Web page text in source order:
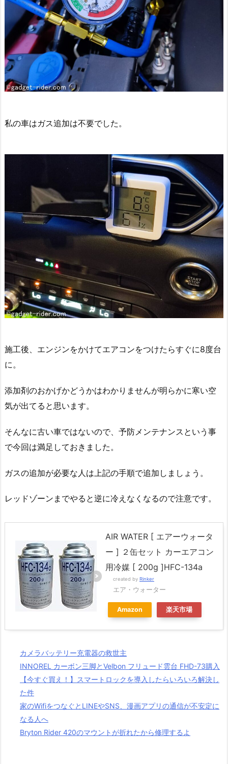
私の車はガス追加は不要でした。
施工後、エンジンをかけてエアコンをつけたらすぐに8度台
に。
添加剤のおかげかどうかはわかりませんが明らかに寒い空
気が出てると思います。
そんなに古い車ではないので、予防メンテナンスという事
で今回は満足しておきました。
ガスの追加が必要な人は上記の手順で追加しましょう。
レッドゾーンまでやると逆に冷えなくなるので注意です。
AIR WATER [ エアーウォータ
ー ] ２缶セット カーエアコン
用冷媒 [ 200g ]HFC-134a
created by Rinker
エア・ウォーター
Amazon 楽天市場
カメラバッテリー充電器の救世主
INNOREL カーボン三脚とVelbon フリュード雲台 FHD-73購入
【今すぐ買え！】スマートロックを導入したらいろいろ解決し
た件
家のWifiをつなぐとLINEやSNS、漫画アプリの通信が不安定に
なる人へ
Bryton Rider 420のマウントが折れたから修理するよ